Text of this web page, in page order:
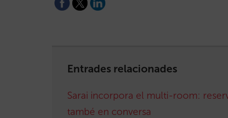
Entrades relacionades
Sarai incorpora el multi-room:
també en conversa